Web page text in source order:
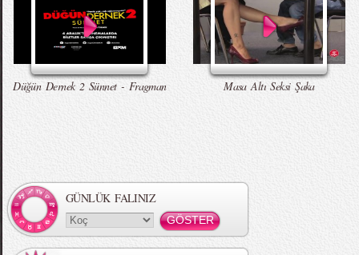
Düğün Dernek 2 Sünnet - Fragman Masa Altı Seksi Şaka
GÜNLÜK FALINIZ